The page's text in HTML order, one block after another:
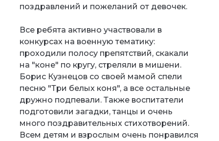
поздравлений и пожеланий от девочек.
Все ребята активно участвовали в
конкурсах на военную тематику:
проходили полосу препятствий, скакали
на "коне" по кругу, стреляли в мишени.
Борис Кузнецов со своей мамой спели
песню "Три белых коня", а все остальные
дружно подпевали. Также воспитатели
подготовили загадки, танцы и очень
много поздравительных стихотворений.
Всем детям и взрослым очень понравился